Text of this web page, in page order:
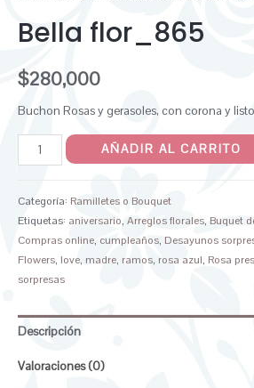
Bella flor_865
$280,000
Buchon Rosas y gerasoles, con corona y
AÑADIR AL CARRITO
Categoría: Ramilletes o Bouquet
Etiquetas: aniversario, Arreglos florales, Buquet
Compras online, cumpleaños, Desayunos
Flowers, love, madre, ramos, rosa azul, Rosa
sorpresas
Descripción
Valoraciones (0)